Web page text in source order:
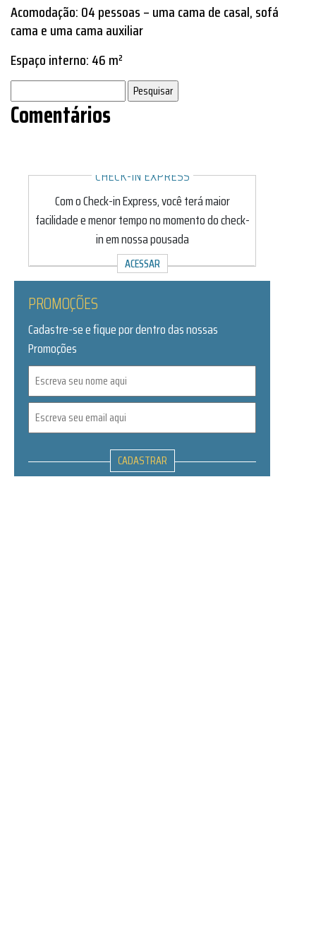
Acomodação: 04 pessoas – uma cama de casal, sofá
cama e uma cama auxiliar
Espaço interno: 46 m²
por:
Comentários
CHECK-IN EXPRESS
Com o Check-in Express, você terá maior
facilidade e menor tempo no momento do check-
in em nossa pousada
ACESSAR
PROMOÇÕES
Cadastre-se e fique por dentro das nossas
Promoções
CADASTRAR